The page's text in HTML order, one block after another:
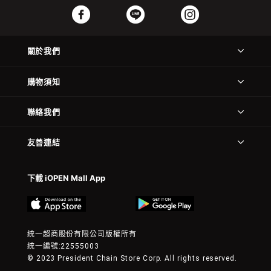
關於我們
購物須知
聯絡我們
友善連結
下載 iOPEN Mall App
統一超商股份有限公司版權所有
統一編號:22555003
© 2023 President Chain Store Corp. All rights reserved.